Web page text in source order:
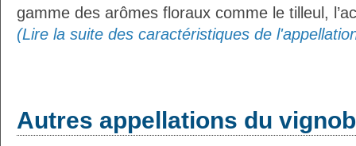
gamme des arômes floraux comme le tilleul,
(Lire la suite des caractéristiques de
Autres appellations du